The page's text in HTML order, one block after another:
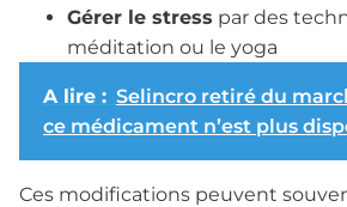
Gérer le stress par des
méditation ou le yoga
A lire : Selincro retiré du
ce médicament n’est plus
Ces modifications peuvent